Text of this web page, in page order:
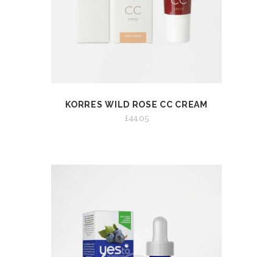
VIEW ADD TO CART
KORRES WILD ROSE CC CREAM
£44.05